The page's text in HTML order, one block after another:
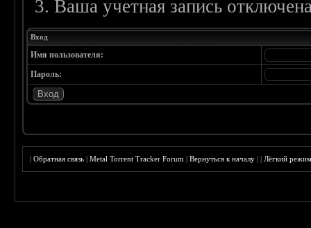
Ваша учетная запись
Вход
Имя пользователя:
Пароль:
|Обратная связь |Metal Torrent Tracker Forum |Вернуться к началу ||Лёгкий